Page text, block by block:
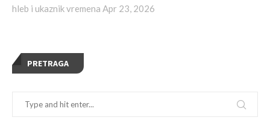
hleb i ukaznik vremena Apr 23, 2026
PRETRAGA